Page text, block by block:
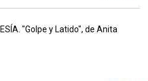
"Golpe y Latido", de Anita